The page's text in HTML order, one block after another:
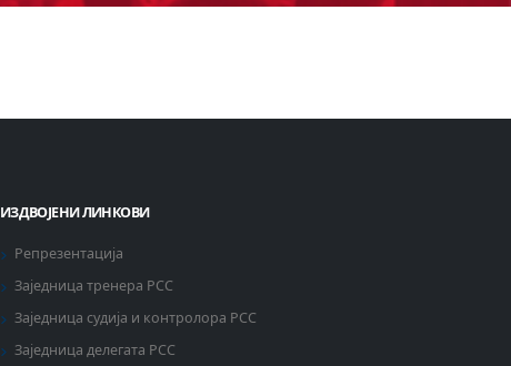
ИЗДВОЈЕНИ ЛИНКОВИ
Репрезентација
Заједница тренера РСС
Заједница судија и контролора РСС
Заједница делегата РСС